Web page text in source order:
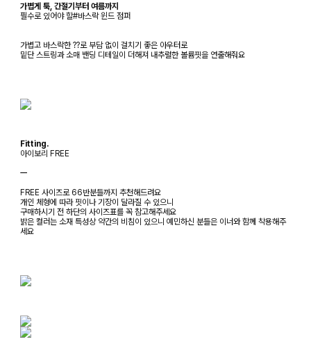
가볍게 툭, 간절기부터 여름까지
필수로 있어야 할#바스락 윈드 점퍼
가볍고 바스락한 ??로 부담 없이 걸치기 좋은 아우터로
밑단 스트링과 소매 밴딩 디테일이 더해져 내추럴한 볼륨핏을 연출해줘요
Fitting.
아이보리 FREE
ㅡ
FREE 사이즈로 66반분들까지 추천해드려요
개인 체형에 따라 핏이나 기장이 달라질 수 있으니
구매하시기 전 하단의 사이즈표를 꼭 참고해주세요
밝은 컬러는 소재 특성상 약간의 비침이 있으니 예민하신 분들은 이너와 함께 착용해주
세요